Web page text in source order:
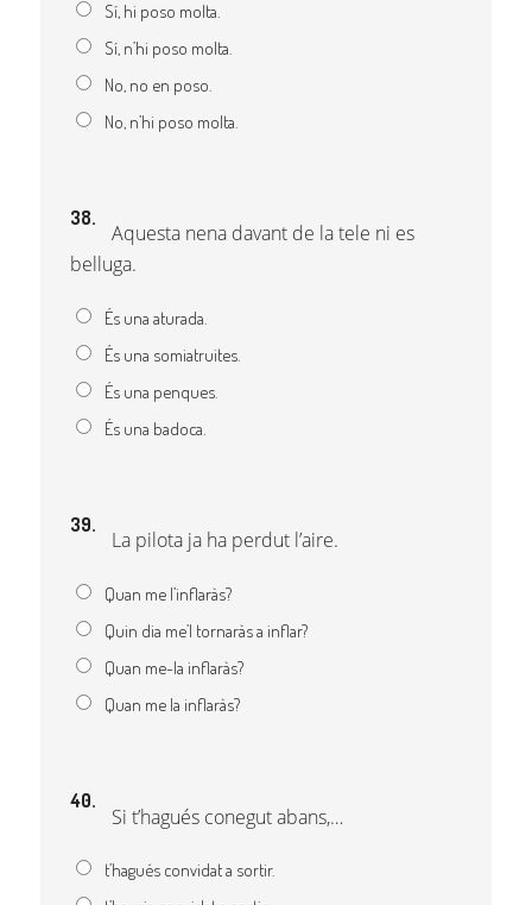
Sí, hi poso molta.
Sí, n’hi poso molta.
No, no en poso.
No, n’hi poso molta.
38.
Aquesta nena davant de la tele ni es
belluga.
És una aturada.
És una somiatruites.
És una penques.
És una badoca.
39.
La pilota ja ha perdut l’aire.
Quan me l’inflaràs?
Quin dia me’l tornaràs a inflar?
Quan me-la inflaràs?
Quan me la inflaràs?
40.
Si t’hagués conegut abans,…
t’hagués convidat a sortir.